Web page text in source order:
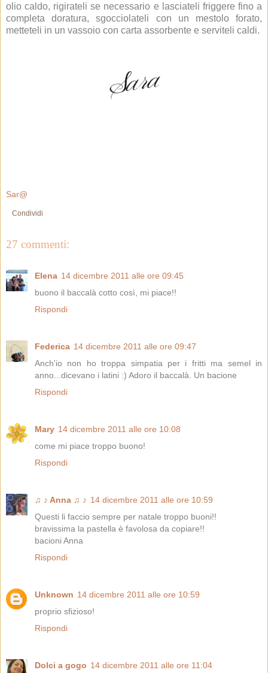
olio caldo, rigirateli se necessario e lasciateli friggere fino a
completa doratura, sgocciolateli con un mestolo forato,
metteteli in un vassoio con carta assorbente e serviteli caldi.
Sar@
Condividi
27 commenti:
Elena 14 dicembre 2011 alle ore 09:45
buono il baccalà cotto così, mi piace!!
Rispondi
Federica 14 dicembre 2011 alle ore 09:47
Anch'io non ho troppa simpatia per i fritti ma semel in
anno...dicevano i latini :) Adoro il baccalà. Un bacione
Rispondi
Mary 14 dicembre 2011 alle ore 10:08
come mi piace troppo buono!
Rispondi
♫ ♪ Anna ♫ ♪ 14 dicembre 2011 alle ore 10:59
Questi li faccio sempre per natale troppo buoni!!
bravissima la pastella è favolosa da copiare!!
bacioni Anna
Rispondi
Unknown 14 dicembre 2011 alle ore 10:59
proprio sfizioso!
Rispondi
Dolci a gogo 14 dicembre 2011 alle ore 11:04